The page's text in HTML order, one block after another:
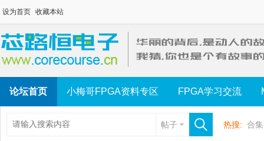
设为首页 收藏本站
论坛首页 小梅哥FPGA资料专区 FPGA学习交流
帖子 热搜: 合集